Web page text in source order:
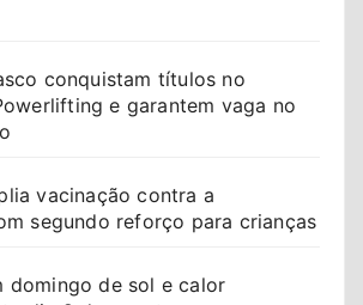
conquistam títulos no
e garantem vaga no
vacinação contra a
segundo reforço para crianças
domingo de sol e calor